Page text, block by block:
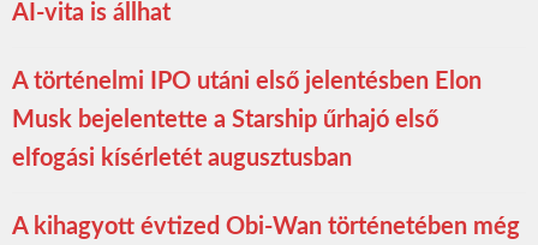
AI-vita is állhat
A történelmi IPO utáni első jelentésben Elon
Musk bejelentette a Starship űrhajó első
elfogási kísérletét augusztusban
A kihagyott évtized Obi-Wan történetében még